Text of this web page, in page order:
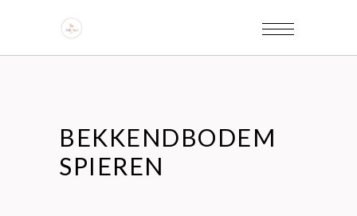
BEKKENDBODEM
SPIEREN